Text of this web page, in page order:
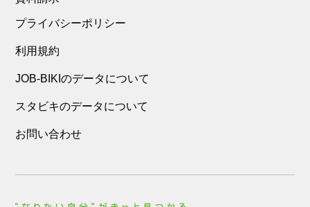
プライバシーポリシー
利用規約
JOB-BIKIのデータについて
スタビキのデータについて
お問い合わせ